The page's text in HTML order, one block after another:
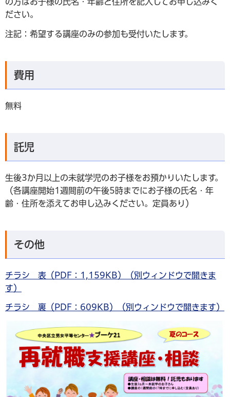
ださい。
注記：希望する講座のみの参加も受付いたします。
費用
無料
託児
生後3か月以上の未就学児のお子様をお預かりいたします。
（各講座開始1週間前の午後5時までにお子様の氏名・年
齢・住所を添えてお申し込みください。定員あり）
その他
チラシ 表（PDF：1,159KB）（別ウィンドウで開きま
す）
チラシ 裏（PDF：609KB）（別ウィンドウで開きます）